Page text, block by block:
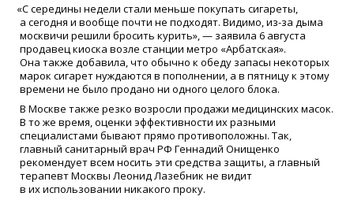
«С середины недели стали меньше покупать сигареты,
а сегодня и вообще почти не подходят. Видимо, из-за дыма
москвичи решили бросить курить», — заявила 6 августа
продавец киоска возле станции метро «Арбатская».
Она также добавила, что обычно к обеду запасы некоторых
марок сигарет нуждаются в пополнении, а в пятницу к этому
времени не было продано ни одного целого блока.
В Москве также резко возросли продажи медицинских масок.
В то же время, оценки эффективности их разными
специалистами бывают прямо противоположны. Так,
главный санитарный врач РФ Геннадий Онищенко
рекомендует всем носить эти средства защиты, а главный
терапевт Москвы Леонид Лазебник не видит
в их использовании никакого проку.